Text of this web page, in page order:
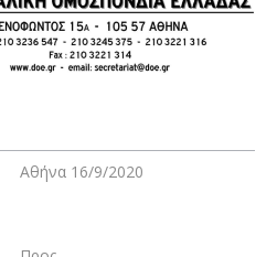
Αθήνα 16/9/2020